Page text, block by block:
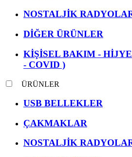
NOSTALJİK
DİĞER ÜRÜNLER
KİŞİSEL BAKIM -
- COVID )
ÜRÜNLER
USB BELLEKLER
ÇAKMAKLAR
NOSTALJİK